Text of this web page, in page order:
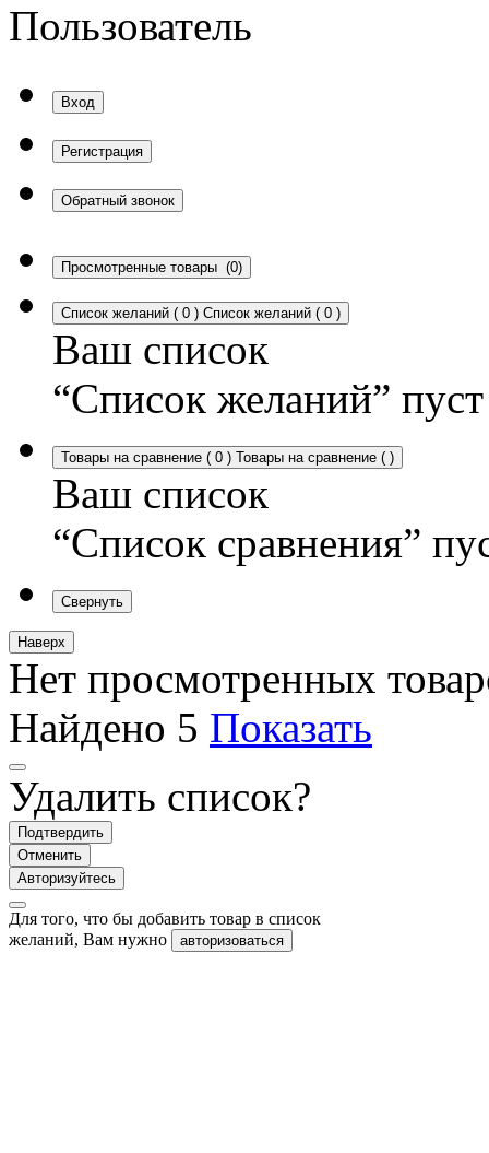
Пользователь
Вход
Регистрация
Обратный звонок
Просмотренные товары (0)
Список желаний ( 0 ) Список желаний ( 0 )
Ваш список
“Список желаний” пуст
Товары на сравнение ( 0 ) Товары на сравнение ( )
Ваш список
“Список сравнения”
Свернуть
Наверх
Нет просмотренных
Найдено 5 Показать
Удалить список?
Подтвердить
Отменить
Авторизуйтесь
Для того, что бы добавить товар в список
желаний, Вам нужно
авторизоваться